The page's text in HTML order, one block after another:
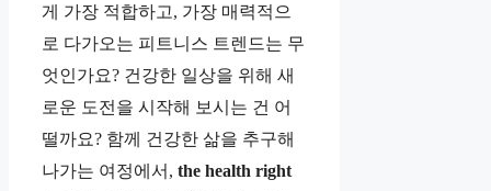
게 가장 적합하고, 가장 매력적으
로 다가오는 피트니스 트렌드는 무
엇인가요? 건강한 일상을 위해 새
로운 도전을 시작해 보시는 건 어
떨까요? 함께 건강한 삶을 추구해
나가는 여정에서, the health right